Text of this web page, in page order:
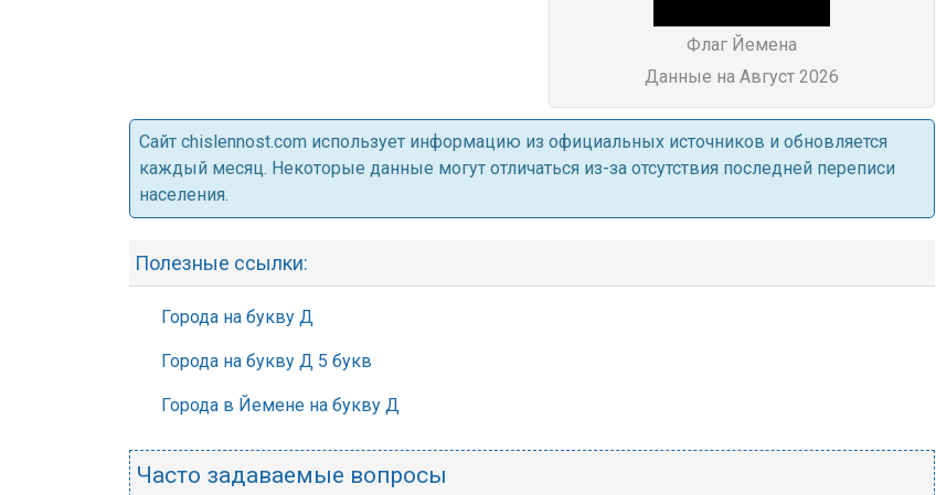
Флаг Йемена
Данные на Август 2026
Cайт chislennost.com использует информацию из официальных источников и обновляется
каждый месяц. Некоторые данные могут отличаться из-за отсутствия последней переписи
населения.
Полезные ссылки:
Города на букву Д
Города на букву Д 5 букв
Города в Йемене на букву Д
Часто задаваемые вопросы